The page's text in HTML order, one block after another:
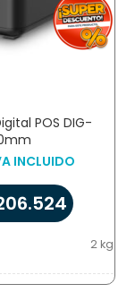
POS DIG-
INCLUIDO
2 kg